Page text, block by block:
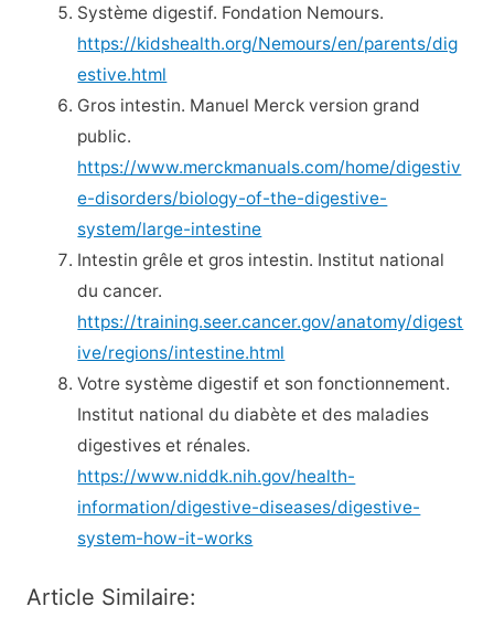
Système digestif. Fondation Nemours.
https://kidshealth.org/Nemours/en/parents/dig
estive.html
Gros intestin. Manuel Merck version grand
public.
https://www.merckmanuals.com/home/digestiv
e-disorders/biology-of-the-digestive-
system/large-intestine
Intestin grêle et gros intestin. Institut national
du cancer.
https://training.seer.cancer.gov/anatomy/digest
ive/regions/intestine.html
Votre système digestif et son fonctionnement.
Institut national du diabète et des maladies
digestives et rénales.
https://www.niddk.nih.gov/health-
information/digestive-diseases/digestive-
system-how-it-works
Article Similaire: